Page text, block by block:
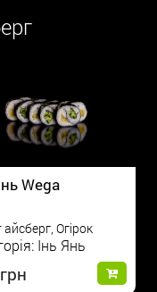
Wega
Огірок
Інь Янь